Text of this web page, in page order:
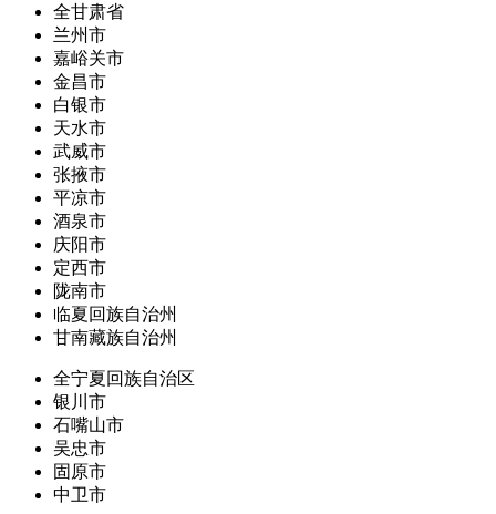
全甘肃省
兰州市
嘉峪关市
金昌市
白银市
天水市
武威市
张掖市
平凉市
酒泉市
庆阳市
定西市
陇南市
临夏回族自治州
甘南藏族自治州
全宁夏回族自治区
银川市
石嘴山市
吴忠市
固原市
中卫市